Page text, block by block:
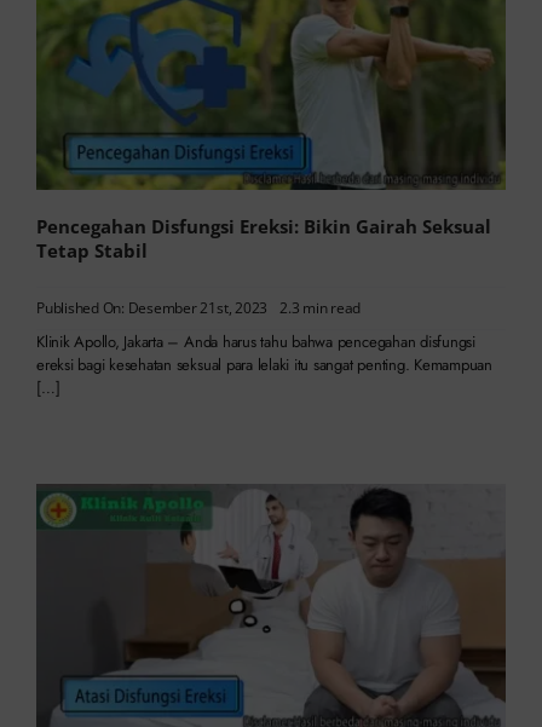
Pencegahan Disfungsi Ereksi: Bikin Gairah Seksual
Tetap Stabil
Published On: Desember 21st, 2023 2.3 min read
Klinik Apollo, Jakarta – Anda harus tahu bahwa pencegahan disfungsi
ereksi bagi kesehatan seksual para lelaki itu sangat penting. Kemampuan
[…]